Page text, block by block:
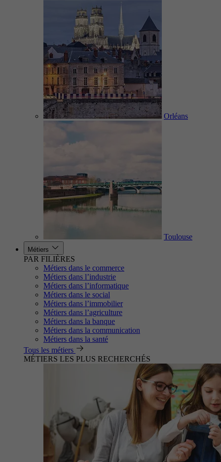
Orléans
Toulouse
Métiers
PAR FILIÈRES
Métiers dans le commerce
Métiers dans l’industrie
Métiers dans l’informatique
Métiers dans le social
Métiers dans l’immobilier
Métiers dans l’agriculture
Métiers dans la banque
Métiers dans la communication
Métiers dans la santé
Tous les métiers
MÉTIERS LES PLUS RECHERCHÉS